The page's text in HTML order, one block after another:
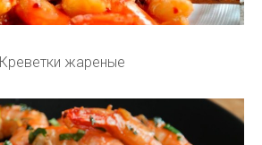
Креветки жареные